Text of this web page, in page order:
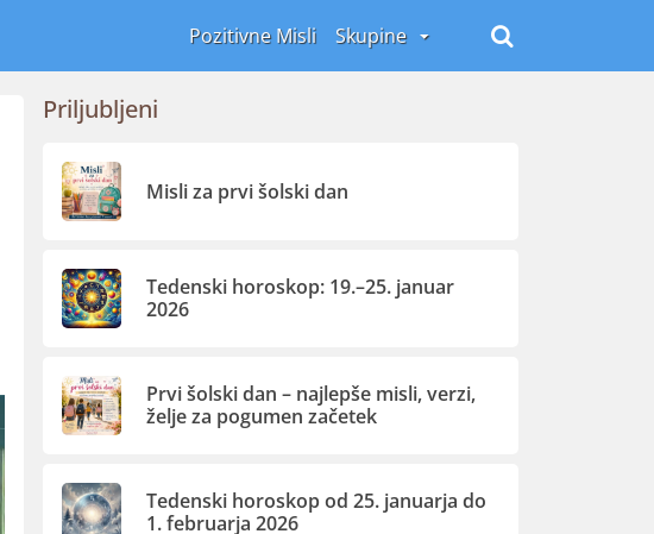
Pozitivne Misli Skupine
Priljubljeni
Misli za prvi šolski dan
Tedenski horoskop: 19.–25. januar
2026
Prvi šolski dan – najlepše misli, verzi,
želje za pogumen začetek
Tedenski horoskop od 25. januarja do
1. februarja 2026